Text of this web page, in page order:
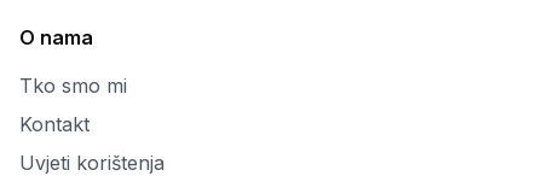
O nama
Tko smo mi
Kontakt
Uvjeti korištenja